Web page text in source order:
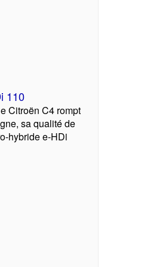
110
Citroën C4 rompt
sa qualité de
hybride e-HDi